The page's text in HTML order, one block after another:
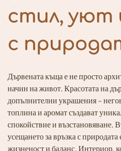
стил, уют
с
Дървената къща е не просто
начин на живот. Красотата на
допълнителни украшения –
топлина и аромат създават
спокойствие и възстановяване.
усещането за връзка с
жизненост и баланс. Интериор,